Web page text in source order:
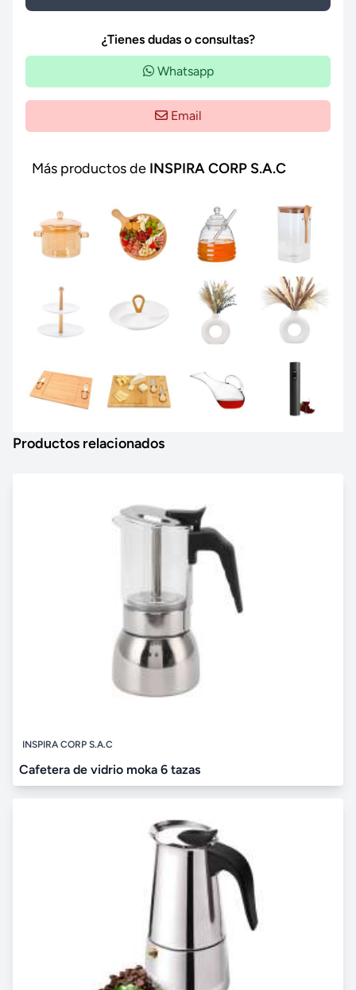
¿Tienes dudas o consultas?
Whatsapp
Email
Más productos de INSPIRA CORP S.A.C
Productos relacionados
INSPIRA CORP S.A.C
Cafetera de vidrio moka 6 tazas